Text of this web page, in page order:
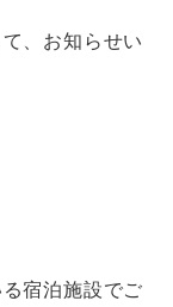
、お知らせい
宿泊施設でご